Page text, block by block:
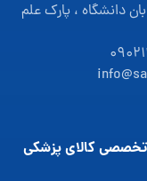
دانشگاه ، پارک علم
تخصصی کالای پزشکی